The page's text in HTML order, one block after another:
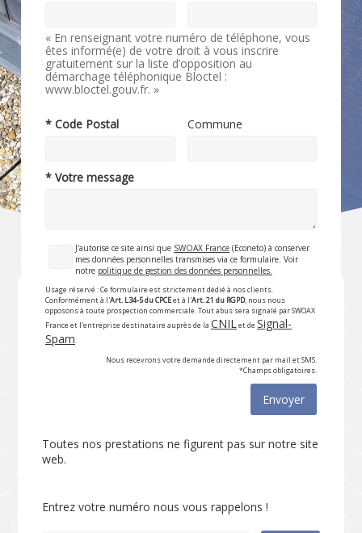
« En renseignant votre numéro de téléphone, vous
êtes informé(e) de votre droit à vous inscrire
gratuitement sur la liste d’opposition au
démarchage téléphonique Bloctel :
www.bloctel.gouv.fr. »
* Code Postal Commune
* Votre message
J'autorise ce site ainsi que SWOAX France (Econeto) à conserver
mes données personnelles transmises via ce formulaire. Voir
notre politique de gestion des données personnelles.
Usage réservé : Ce formulaire est strictement dédié à nos clients.
Conformément à l'Art. L34-5 du CPCEet à l'Art. 21 du RGPD, nous nous
opposons à toute prospection commerciale. Tout abus sera signalé par SWOAX
France et l'entreprise destinataire auprès de la CNILet de Signal-
Spam.
Nous recevrons votre demande directement par mail et SMS.
*Champs obligatoires.
Envoyer
Toutes nos prestations ne figurent pas sur notre site
web.
Entrez votre numéro nous vous rappelons !